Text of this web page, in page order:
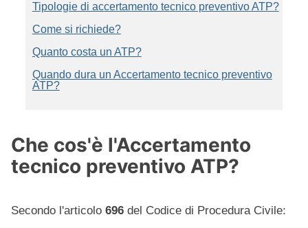
Tipologie di accertamento tecnico preventivo ATP?
Come si richiede?
Quanto costa un ATP?
Quando dura un Accertamento tecnico preventivo
ATP?
Che cos'è l'Accertamento
tecnico preventivo ATP?
Secondo l'articolo 696 del Codice di Procedura Civile: